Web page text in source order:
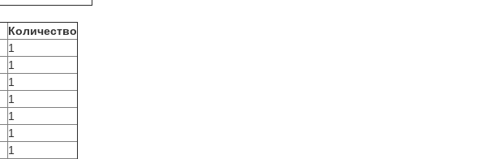
Количество
1
1
1
1
1
1
1